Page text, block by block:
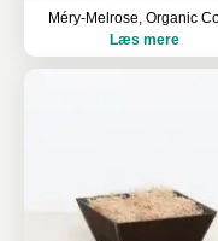
Læs mere